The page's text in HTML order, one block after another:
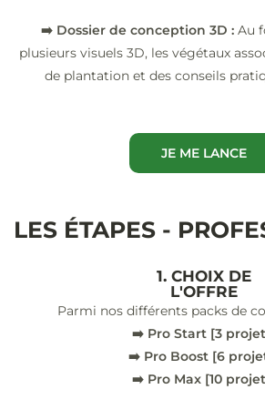
➡️ Dossier de conception 3D :Au
plusieurs visuels 3D, les végétaux
de plantation et des conseils
JE ME LANCE
LES ÉTAPES -
1. CHOIX DE
L'OFFRE
Parmi nos différents packs de
➡️ Pro Start [3
➡️ Pro Boost [6
➡️ Pro Max [10